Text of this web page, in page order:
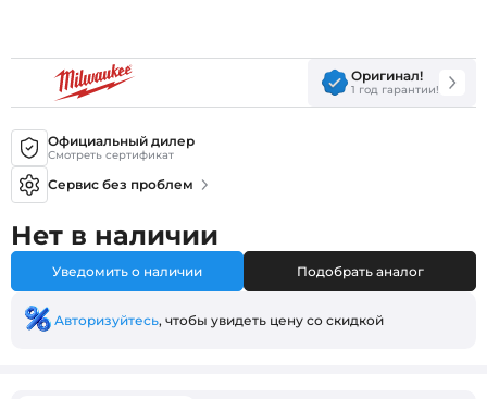
Оригинал!
1 год гарантии!
Официальный дилер
Смотреть сертификат
Сервис без проблем
Нет в наличии
Уведомить о наличии Подобрать аналог
Авторизуйтесь, чтобы увидеть цену со скидкой